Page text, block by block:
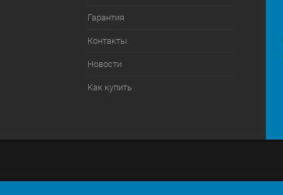
Гарантия
Контакты
Новости
Как купить